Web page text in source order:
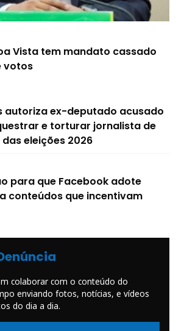
Vista tem mandato cassado
votos
autoriza ex-deputado acusado
e torturar jornalista de
eleições 2026
para que Facebook adote
conteúdos que incentivam
colaborar com o conteúdo do
enviando fotos, notícias, e vídeos
do dia a dia.